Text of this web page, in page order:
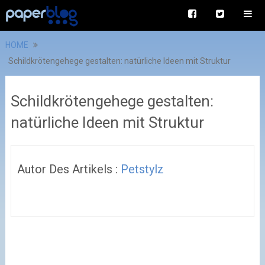
HOME
Schildkrötengehege gestalten: natürliche Ideen mit Struktur
Schildkrötengehege gestalten:
natürliche Ideen mit Struktur
Autor Des Artikels : Petstylz